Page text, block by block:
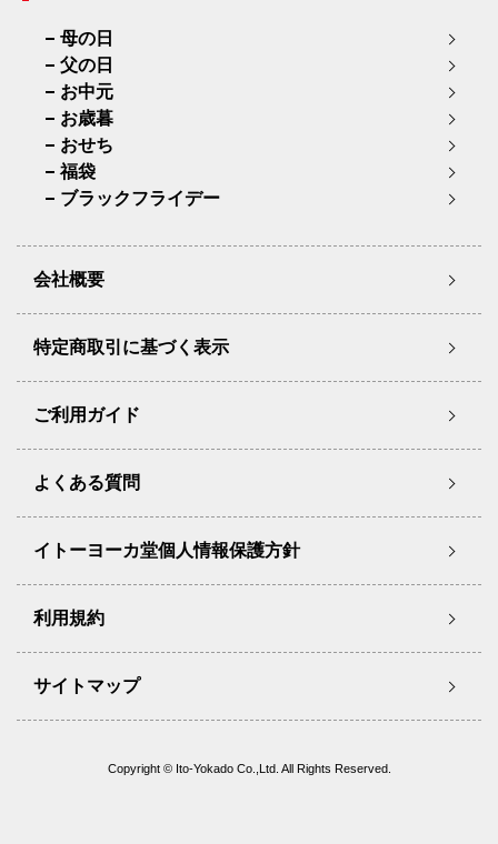
母の日
父の日
お中元
お歳暮
おせち
福袋
ブラックフライデー
会社概要
特定商取引に基づく表示
ご利用ガイド
よくある質問
イトーヨーカ堂個人情報保護方針
利用規約
サイトマップ
Copyright © Ito-Yokado Co.,Ltd. All Rights Reserved.